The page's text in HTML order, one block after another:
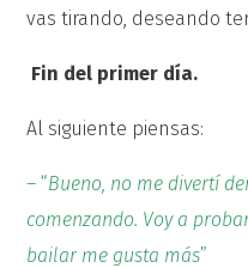
vas tirando, deseando
Fin del primer día.
Al siguiente piensas:
– “Bueno, no me divertí
comenzando. Voy a
bailar me gusta más”